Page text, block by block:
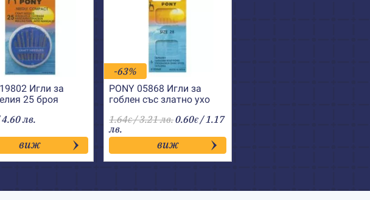
Игли за
25 броя
лв.
виж
-63%
PONY 05868 Игли за
гоблен със златно ухо
1.64€/ 3.21 лв.0.60€ / 1.17
лв.
виж